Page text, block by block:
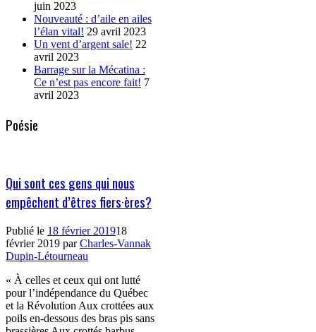
juin 2023
Nouveauté : d’aile en ailes
l’élan vital! 29 avril 2023
Un vent d’argent sale! 22
avril 2023
Barrage sur la Mécatina :
Ce n’est pas encore fait! 7
avril 2023
Poésie
Qui sont ces gens qui nous
empêchent d’êtres fiers·ères?
Publié le 18 février 201918
février 2019 parCharles-Vannak
Dupin-Létourneau
« À celles et ceux qui ont lutté
pour l’indépendance du Québec
et la Révolution Aux crottées aux
poils en-dessous des bras pis sans